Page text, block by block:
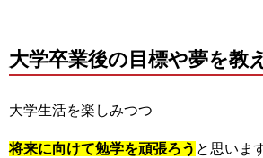
大学卒業後の目標や夢を教
大学生活を楽しみつつ
将来に向けて勉学を頑張ろう と思いま